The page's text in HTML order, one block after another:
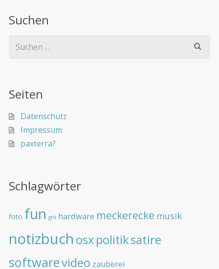
Suchen
Seiten
Datenschutz
Impressum
paxterra?
Schlagwörter
foto fun gtd hardware meckerecke musik
notizbuch osxpolitiksatire
softwarevideo zauberei